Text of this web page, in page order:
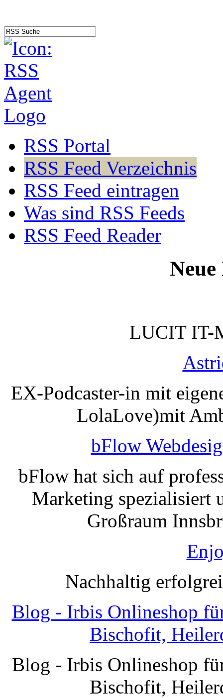
RSS Portal
RSS Feed Verzeichnis
RSS Feed eintragen
Was sind RSS Feeds
RSS Feed Reader
Neue
LUCIT IT-
EX-Podcaster-in mit
LolaLove)mit
bFlow
bFlow hat sich auf
Marketing spezialisiert
Großraum
Nachhaltig
Blog - Irbis Onlineshop
Bischofit,
Blog - Irbis Onlineshop
Bischofit,